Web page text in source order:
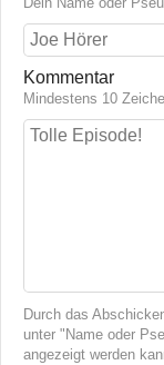
Kommentar
Mindestens 10
Durch das
unter "Name oder
angezeigt werden